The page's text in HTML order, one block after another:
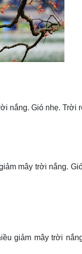
nắng. Gió nhẹ. Trời
mây trời nắng.
giảm mây trời